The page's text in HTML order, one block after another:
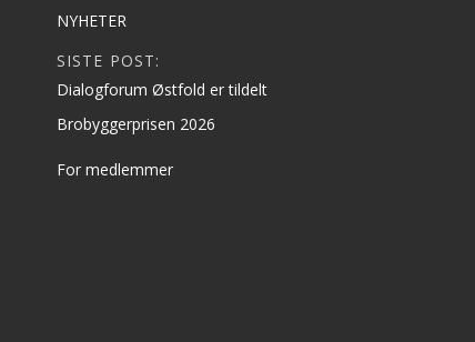
NYHETER
SISTE POST:
Dialogforum Østfold er tildelt
Brobyggerprisen 2026
For medlemmer